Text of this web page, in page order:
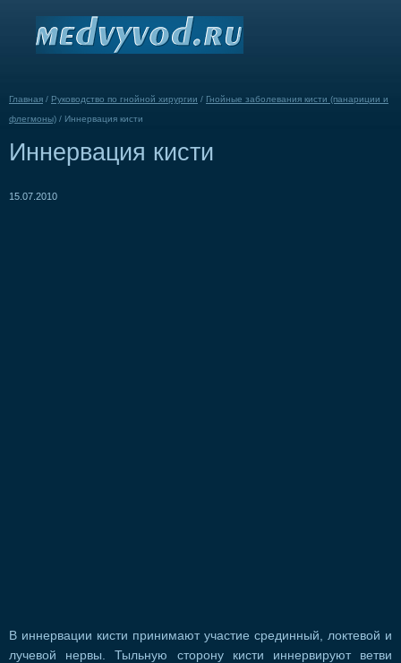
Главная / Руководство по гнойной хирургии / Гнойные заболевания кисти (панариции и
флегмоны) / Иннервация кисти
Иннервация кисти
15.07.2010
В иннервации кисти принимают участие срединный, локтевой и
лучевой нервы. Тыльную сторону кисти иннервируют ветви